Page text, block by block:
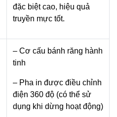
đặc biệt cao, hiệu quả
truyền mực tốt.
– Cơ cấu bánh răng hành
tinh
– Pha in được điều chỉnh
điện 360 độ (có thể sử
dụng khi dừng hoạt động)